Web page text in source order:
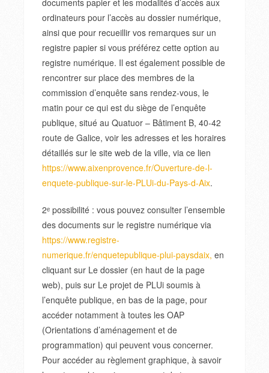
ordinateurs pour l’accès au dossier numérique,
ainsi que pour recueillir vos remarques sur un
registre papier si vous préférez cette option au
registre numérique. Il est également possible de
rencontrer sur place des membres de la
commission d’enquête sans rendez-vous, le
matin pour ce qui est du siège de l’enquête
publique, situé au Quatuor – Bâtiment B, 40-42
route de Galice, voir les adresses et les horaires
détaillés sur le site web de la ville, via ce lien
https://www.aixenprovence.fr/Ouverture-de-l-
enquete-publique-sur-le-PLUi-du-Pays-d-Aix.
2ᵉ possibilité : vous pouvez consulter l’ensemble
des documents sur le registre numérique via
https://www.registre-
numerique.fr/enquetepublique-plui-paysdaix, en
cliquant sur Le dossier (en haut de la page
web), puis sur Le projet de PLUi soumis à
l’enquête publique, en bas de la page, pour
accéder notamment à toutes les OAP
(Orientations d’aménagement et de
programmation) qui peuvent vous concerner.
Pour accéder au règlement graphique, à savoir